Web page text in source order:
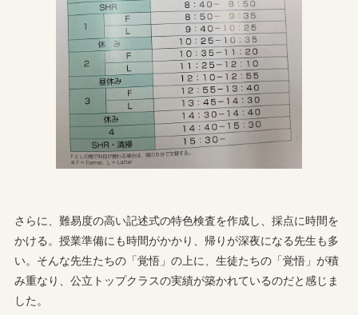
さらに、難易度の高い記述式の特色検査を作成し、採点に時間を
かける。授業準備にも時間がかかり、帰りが深夜になる先生も多
い。そんな先生たちの「覚悟」の上に、生徒たちの「覚悟」が積
み重なり、公立トップクラスの実績が築かれているのだと感じま
した。